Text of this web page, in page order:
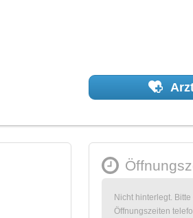
Nicht hinterlegt.
Öffnungszeiten